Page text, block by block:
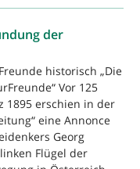
der
historisch „Die
Vor 125
1895 erschien in der
eine Annonce
Georg
Flügel der